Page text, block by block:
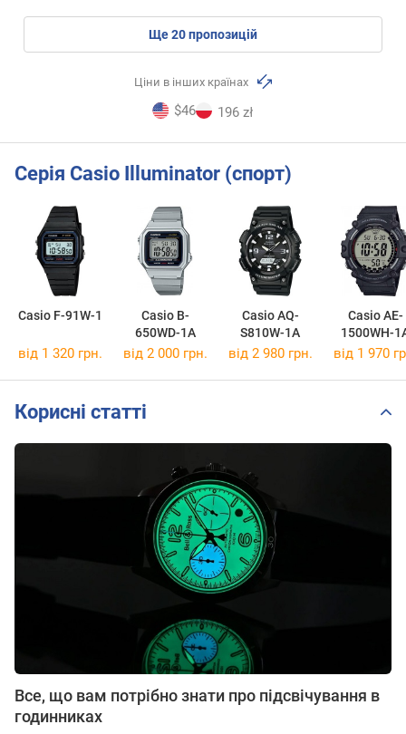
ще20пропозицій
Ціни в інших країнах
$46 196 zł
Серія Casio Illuminator (спорт)
Casio F-91W-1
Casio B-
650WD-1A
Casio AQ-
S810W-1A
Casio AE-
1500WH-
від 1 320 грн. від 2 000 грн. від 2 980 грн. від 1 970
Корисні статті
Все, що вам потрібно знати про підсвічування в
годинниках